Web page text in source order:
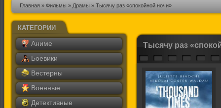
Главная » Фильмы » Драмы » Тысячу раз «спокойной ночи»
КАТЕГОРИИ
Аниме
Боевики
Вестерны
Военные
Детективные
Тысячу раз